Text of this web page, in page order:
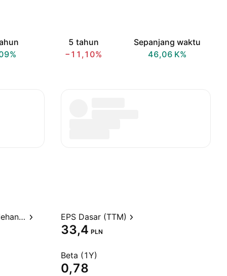
5 tahun
−11,10%
Sepanjang waktu
‪46,06 K‬%
Rasio Harga terhadap Perolehan (TTM) EPS Dasar (TTM)
33,4 PLN
Beta (1Y)
0,78